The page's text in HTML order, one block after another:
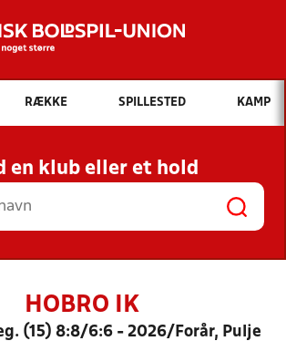
Hvad vil du søge efter?
INDHOLD OG NYHEDER
RESULTATER, KLUBBER OG
HOLD
RÆKKE SPILLESTED KAMP
en klub eller et hold
HOBRO IK
(15) 8:8/6:6 - 2026/Forår, Pulje